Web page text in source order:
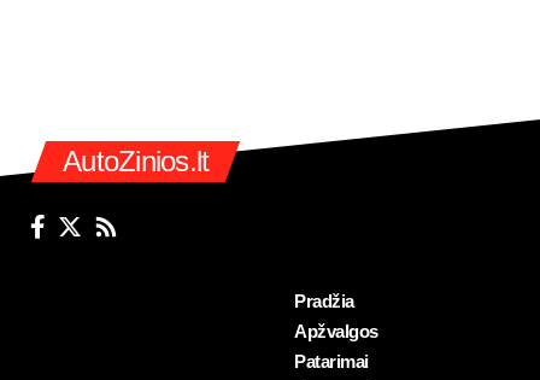
AutoZinios.lt
Pradžia
Apžvalgos
Patarimai